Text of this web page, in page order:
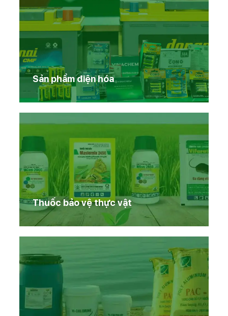
Sản phẩm điện hóa
Thuốc bảo vệ thực vật